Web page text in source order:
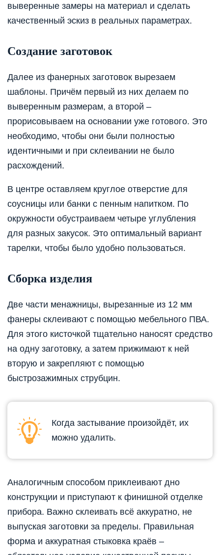
выверенные замеры на материал и сделать
качественный эскиз в реальных параметрах.
Создание заготовок
Далее из фанерных заготовок вырезаем
шаблоны. Причём первый из них делаем по
выверенным размерам, а второй –
прорисовываем на основании уже готового. Это
необходимо, чтобы они были полностью
идентичными и при склеивании не было
расхождений.
В центре оставляем круглое отверстие для
соусницы или банки с пенным напитком. По
окружности обустраиваем четыре углубления
для разных закусок. Это оптимальный вариант
тарелки, чтобы было удобно пользоваться.
Сборка изделия
Две части менажницы, вырезанные из 12 мм
фанеры склеивают с помощью мебельного ПВА.
Для этого кисточкой тщательно наносят средство
на одну заготовку, а затем прижимают к ней
вторую и закрепляют с помощью
быстрозажимных струбцин.
Когда застывание произойдёт, их
можно удалить.
Аналогичным способом приклеивают дно
конструкции и приступают к финишной отделке
прибора. Важно склеивать всё аккуратно, не
выпуская заготовки за пределы. Правильная
форма и аккуратная стыковка краёв –